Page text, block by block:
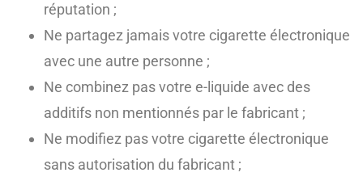
réputation ;
Ne partagez jamais votre cigarette électronique
avec une autre personne ;
Ne combinez pas votre e-liquide avec des
additifs non mentionnés par le fabricant ;
Ne modifiez pas votre cigarette électronique
sans autorisation du fabricant ;